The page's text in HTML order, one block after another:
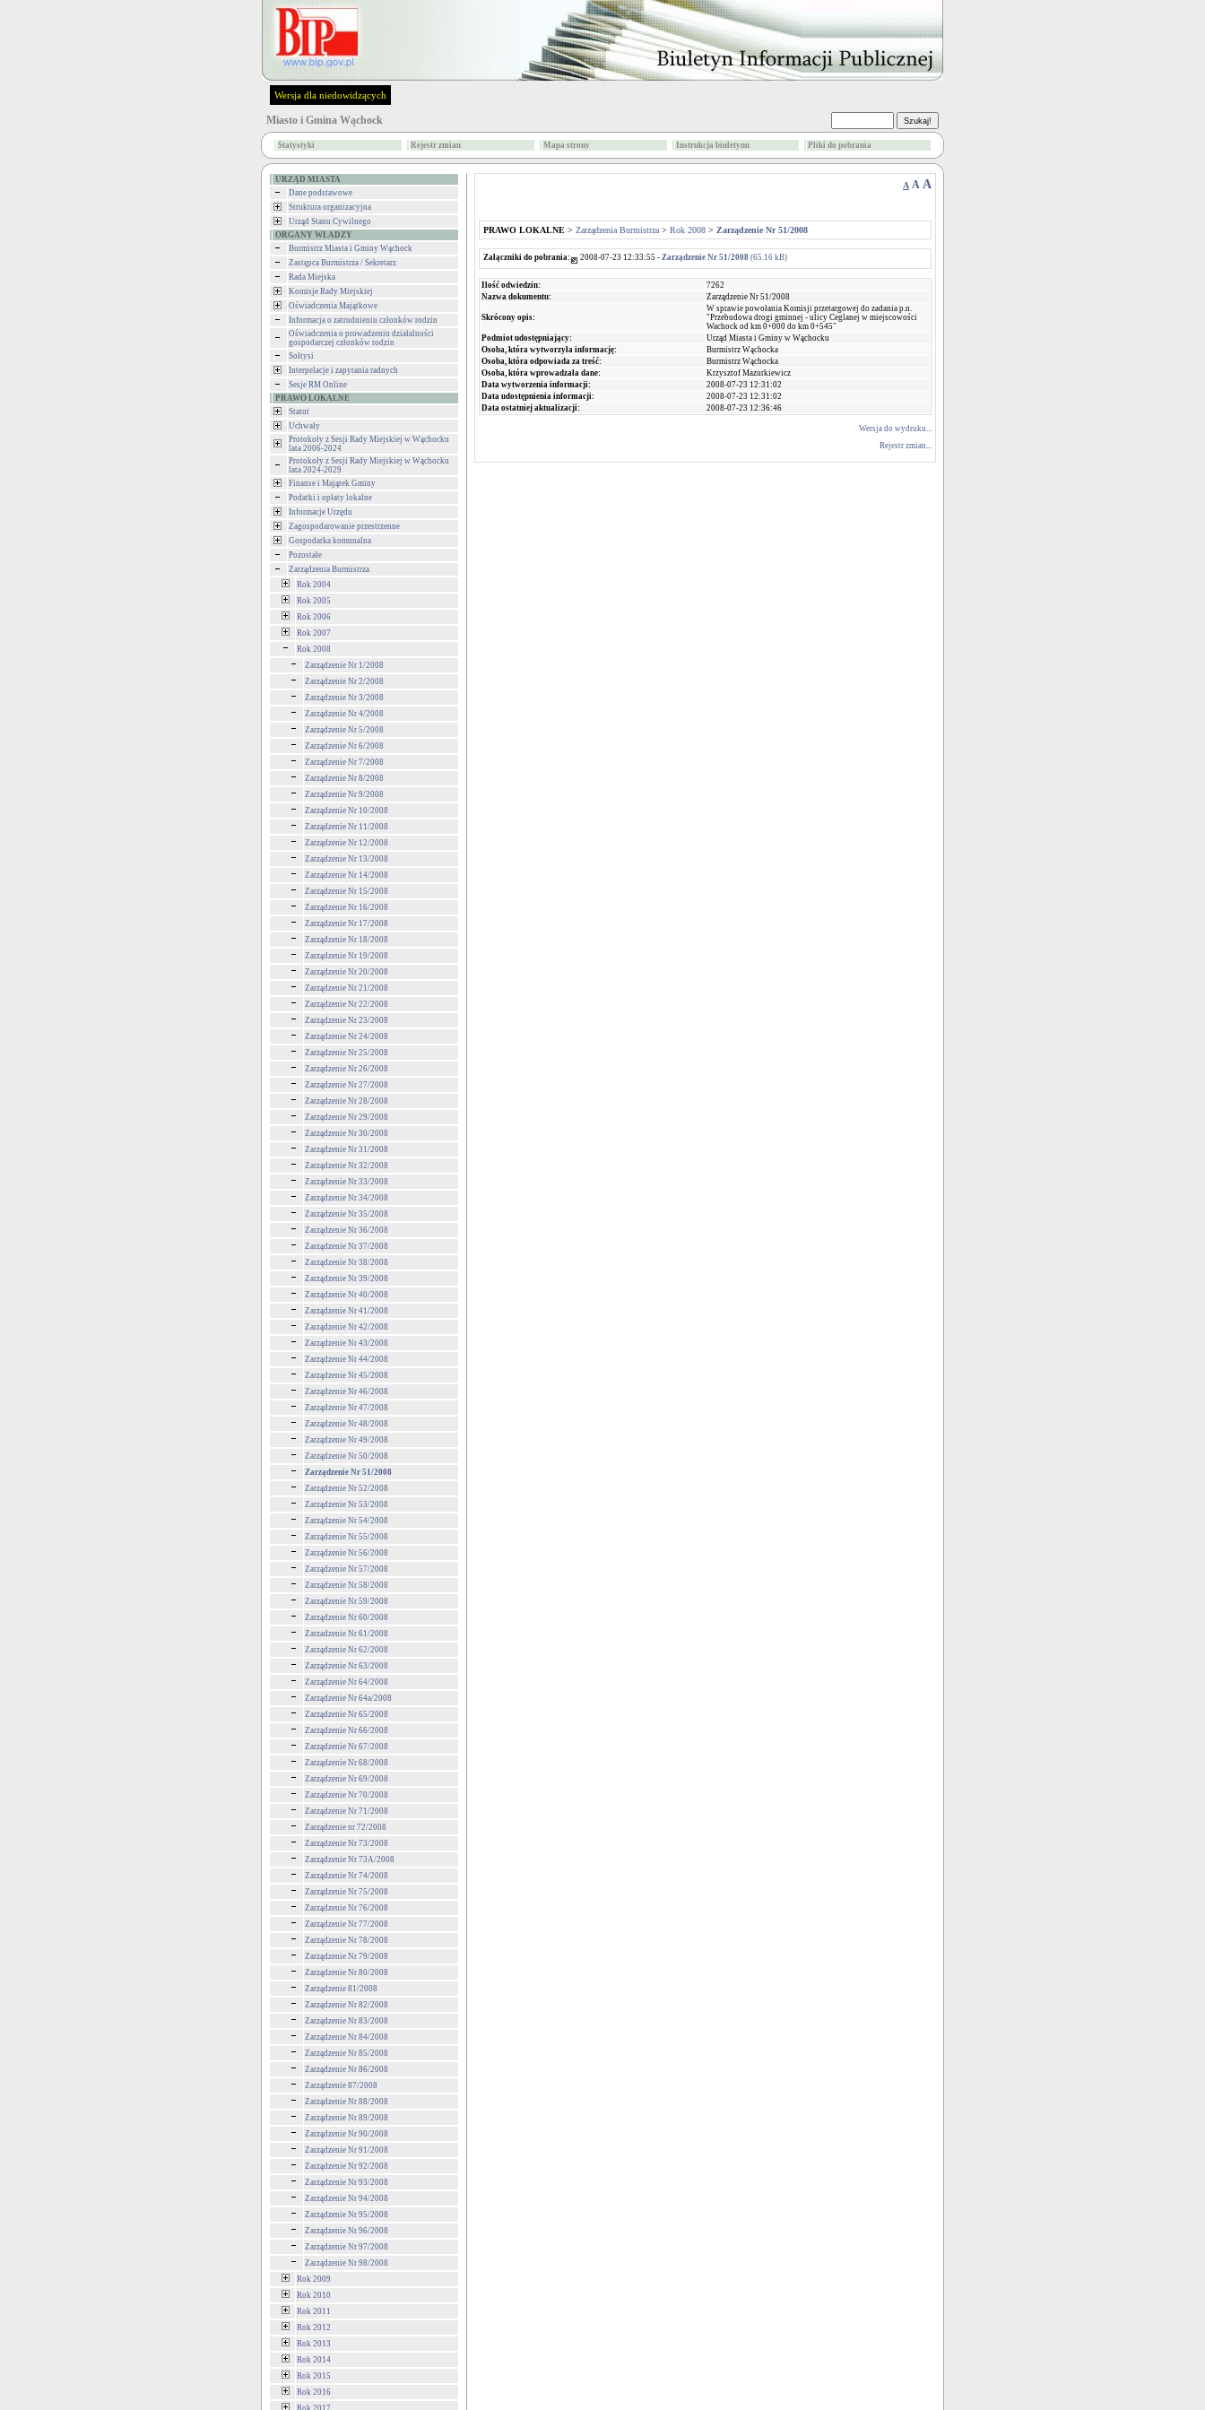
Wersja dla niedowidzących
Miasto i Gmina Wąchock
Statystyki Rejestr zmian Mapa strony Instrukcja biuletynu Pliki do pobrania
URZĄD MIASTA
Dane podstawowe
Struktura organizacyjna
Urząd Stanu Cywilnego
ORGANY WŁADZY
Burmistrz Miasta i Gminy Wąchock
Zastępca Burmistrza / Sekretarz
Rada Miejska
Komisje Rady Miejskiej
Oświadczenia Majątkowe
Informacja o zatrudnieniu członków rodzin
Oświadczenia o prowadzeniu działalności
gospodarczej członków rodzin
Sołtysi
Interpelacje i zapytania radnych
Sesje RM Online
PRAWO LOKALNE
Statut
Uchwały
Protokoły z Sesji Rady Miejskiej w Wąchocku
lata 2006-2024
Protokoły z Sesji Rady Miejskiej w Wąchocku
lata 2024-2029
Finanse i Majątek Gminy
Podatki i opłaty lokalne
Informacje Urzędu
Zagospodarowanie przestrzenne
Gospodarka komunalna
Pozostałe
Zarządzenia Burmistrza
Rok 2004
Rok 2005
Rok 2006
Rok 2007
Rok 2008
Zarządzenie Nr 1/2008
Zarządzenie Nr 2/2008
Zarządzenie Nr 3/2008
Zarządzenie Nr 4/2008
Zarządzenie Nr 5/2008
Zarządzenie Nr 6/2008
Zarządzenie Nr 7/2008
Zarządzenie Nr 8/2008
Zarządzenie Nr 9/2008
Zarządzenie Nr 10/2008
Zarządzenie Nr 11/2008
Zarządzenie Nr 12/2008
Zarządzenie Nr 13/2008
Zarządzenie Nr 14/2008
Zarządzenie Nr 15/2008
Zarządzenie Nr 16/2008
Zarządzenie Nr 17/2008
Zarządzenie Nr 18/2008
Zarządzenie Nr 19/2008
Zarządzenie Nr 20/2008
Zarządzenie Nr 21/2008
Zarządzenie Nr 22/2008
Zarządzenie Nr 23/2008
Zarządzenie Nr 24/2008
Zarządzenie Nr 25/2008
Zarządzenie Nr 26/2008
Zarządzenie Nr 27/2008
Zarządzenie Nr 28/2008
Zarządzenie Nr 29/2008
Zarządzenie Nr 30/2008
Zarządzenie Nr 31/2008
Zarządzenie Nr 32/2008
Zarządzenie Nr 33/2008
Zarządzenie Nr 34/2008
Zarządzenie Nr 35/2008
Zarządzenie Nr 36/2008
Zarządzenie Nr 37/2008
Zarządzenie Nr 38/2008
Zarządzenie Nr 39/2008
Zarządzenie Nr 40/2008
Zarządzenie Nr 41/2008
Zarządzenie Nr 42/2008
Zarządzenie Nr 43/2008
Zarządzenie Nr 44/2008
Zarządzenie Nr 45/2008
Zarządzenie Nr 46/2008
Zarządzenie Nr 47/2008
Zarządzenie Nr 48/2008
Zarządzenie Nr 49/2008
Zarządzenie Nr 50/2008
Zarządzenie Nr 51/2008
Zarządzenie Nr 52/2008
Zarządzenie Nr 53/2008
Zarządzenie Nr 54/2008
Zarządzenie Nr 55/2008
Zarządzenie Nr 56/2008
Zarządzenie Nr 57/2008
Zarządzenie Nr 58/2008
Zarządzenie Nr 59/2008
Zarządzenie Nr 60/2008
Zarzadzenie Nr 61/2008
Zarządzenie Nr 62/2008
Zarządzenie Nr 63/2008
Zarządzenie Nr 64/2008
Zarządzenie Nr 64a/2008
Zarządzenie Nr 65/2008
Zarządzenie Nr 66/2008
Zarządzenie Nr 67/2008
Zarządzenie Nr 68/2008
Zarządzenie Nr 69/2008
Zarządzenie Nr 70/2008
Zarządzenie Nr 71/2008
Zarządzenie nr 72/2008
Zarządzenie Nr 73/2008
Zarządzenie Nr 73A/2008
Zarządzenie Nr 74/2008
Zarządzenie Nr 75/2008
Zarządzenie Nr 76/2008
Zarządzenie Nr 77/2008
Zarządzenie Nr 78/2008
Zarządzenie Nr 79/2008
Zarządzenie Nr 80/2008
Zarządzenie 81/2008
Zarządzenie Nr 82/2008
Zarządzenie Nr 83/2008
Zarządzenie Nr 84/2008
Zarządzenie Nr 85/2008
Zarządzenie Nr 86/2008
Zarządzenie 87/2008
Zarządzenie Nr 88/2008
Zarządzenie Nr 89/2008
Zarządzenie Nr 90/2008
Zarządzenie Nr 91/2008
Zarządzenie Nr 92/2008
Zarządzenie Nr 93/2008
Zarządzenie Nr 94/2008
Zarządzenie Nr 95/2008
Zarządzenie Nr 96/2008
Zarządzenie Nr 97/2008
Zarządzenie Nr 98/2008
Rok 2009
Rok 2010
Rok 2011
Rok 2012
Rok 2013
Rok 2014
Rok 2015
Rok 2016
Rok 2017
A A A
PRAWO LOKALNE > Zarządzenia Burmistrza > Rok 2008 > Zarządzenie Nr 51/2008
Załączniki do pobrania: 2008-07-23 12:33:55 - Zarządzenie Nr 51/2008 (65.16 kB)
Ilość odwiedzin:
7262
Nazwa dokumentu:
Zarządzenie Nr 51/2008
Skrócony opis:
W sprawie powołania Komisji przetargowej do zadania p.n.
"Przebudowa drogi gminnej - ulicy Ceglanej w miejscowości
Wachock od km 0+000 do km 0+545"
Podmiot udostępniający:
Urząd Miasta i Gminy w Wąchocku
Osoba, która wytworzyła informację:
Burmistrz Wąchocka
Osoba, która odpowiada za treść:
Burmistrz Wąchocka
Osoba, która wprowadzała dane:
Krzysztof Mazurkiewicz
Data wytworzenia informacji:
2008-07-23 12:31:02
Data udostępnienia informacji:
2008-07-23 12:31:02
Data ostatniej aktualizacji:
2008-07-23 12:36:46
Wersja do wydruku...
Rejestr zmian...